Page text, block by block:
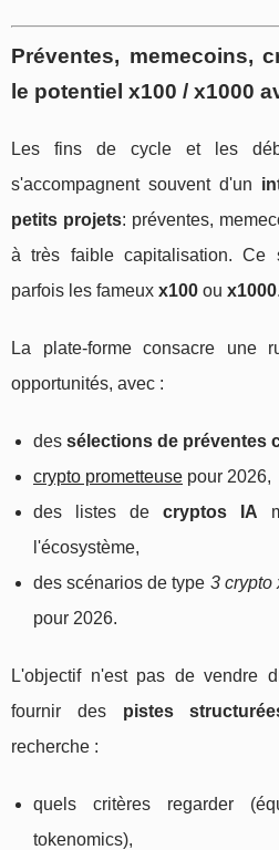
Préventes, memecoins,
le potentiel x100 / x1000
Les fins de cycle et les
s'accompagnent souvent d'un
petits projets: préventes,
à très faible capitalisation. Ce
parfois les fameux x100 ou x1000.
La plate‑forme consacre une
opportunités, avec :
des sélections de préventes
crypto prometteuse pour 2026,
des listes decryptos IA
l'écosystème,
des scénarios de type 3 crypto
pour 2026.
L'objectif n'est pas de vendre
fournir des pistes
recherche :
quels critères regarder
tokenomics),